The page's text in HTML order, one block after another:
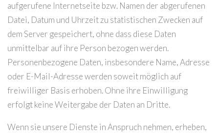
aufgerufene Internetseite bzw. Namen der abgerufenen
Datei, Datum und Uhrzeit zu statistischen Zwecken auf
dem Server gespeichert, ohne dass diese Daten
unmittelbar auf ihre Person bezogen werden.
Personenbezogene Daten, insbesondere Name, Adresse
oder E-Mail-Adresse werden soweit möglich auf
freiwilliger Basis erhoben. Ohne ihre Einwilligung
erfolgt keine Weitergabe der Daten an Dritte.
Wenn sie unsere Dienste in Anspruch nehmen, erheben,